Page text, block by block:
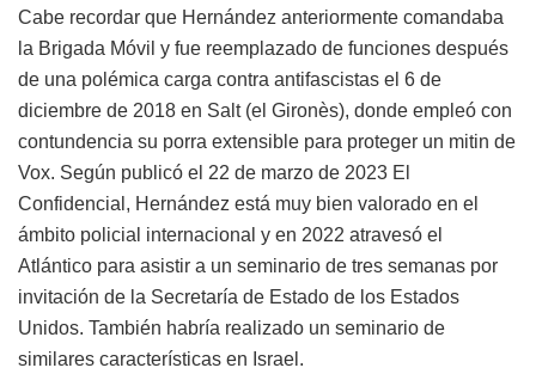
Cabe recordar que Hernández anteriormente comandaba
la Brigada Móvil y fue reemplazado de funciones después
de una polémica carga contra antifascistas el 6 de
diciembre de 2018 en Salt (el Gironès), donde empleó con
contundencia su porra extensible para proteger un mitin de
Vox. Según publicó el 22 de marzo de 2023 El
Confidencial, Hernández está muy bien valorado en el
ámbito policial internacional y en 2022 atravesó el
Atlántico para asistir a un seminario de tres semanas por
invitación de la Secretaría de Estado de los Estados
Unidos. También habría realizado un seminario de
similares características en Israel.